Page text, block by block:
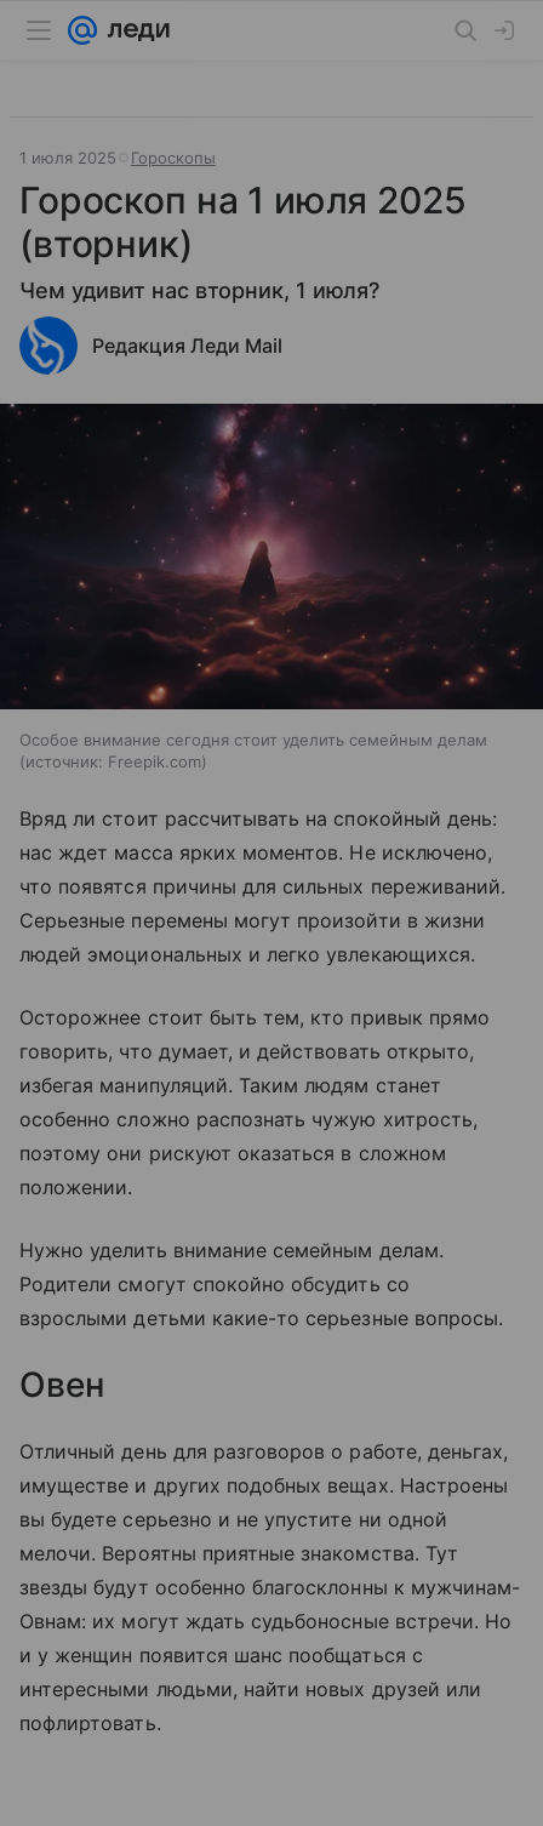
1 июля 2025 Гороскопы
Гороскоп на 1 июля 2025
(вторник)
Чем удивит нас вторник, 1 июля?
Редакция Леди Mail
Особое внимание сегодня стоит уделить семейным делам
источник: Freepik.com
Вряд ли стоит рассчитывать на спокойный день:
нас ждет масса ярких моментов. Не исключено,
что появятся причины для сильных переживаний.
Серьезные перемены могут произойти в жизни
людей эмоциональных и легко увлекающихся.
Осторожнее стоит быть тем, кто привык прямо
говорить, что думает, и действовать открыто,
избегая манипуляций. Таким людям станет
особенно сложно распознать чужую хитрость,
поэтому они рискуют оказаться в сложном
положении.
Нужно уделить внимание семейным делам.
Родители смогут спокойно обсудить со
взрослыми детьми какие-то серьезные вопросы.
Овен
Отличный день для разговоров о работе, деньгах,
имуществе и других подобных вещах. Настроены
вы будете серьезно и не упустите ни одной
мелочи. Вероятны приятные знакомства. Тут
звезды будут особенно благосклонны к мужчинам-
Овнам: их могут ждать судьбоносные встречи. Но
и у женщин появится шанс пообщаться с
интересными людьми, найти новых друзей или
пофлиртовать.